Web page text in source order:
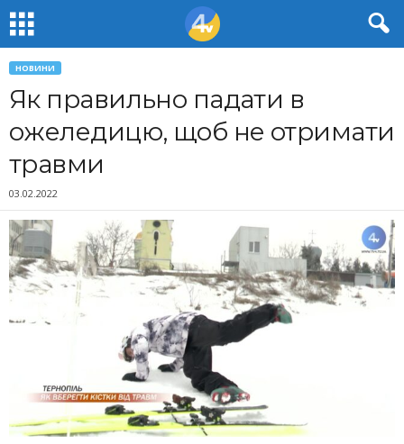
НОВИНИ
Як правильно падати в
ожеледицю, щоб не отримати
травми
03.02.2022